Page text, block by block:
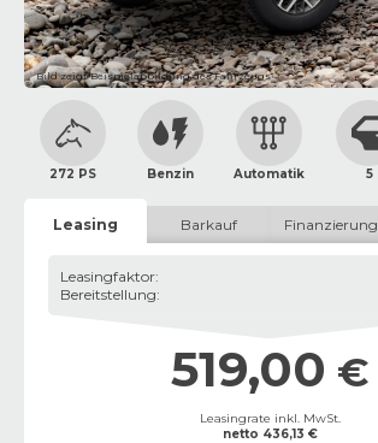
Bild zeigt Beispielabbildung des Fahrzeugs
272 PS Benzin Automatik 5
Leasing Barkauf Finanzierung
Leasingfaktor:
Bereitstellung:
519,00 €
Leasingrate inkl. MwSt.
netto 436,13 €